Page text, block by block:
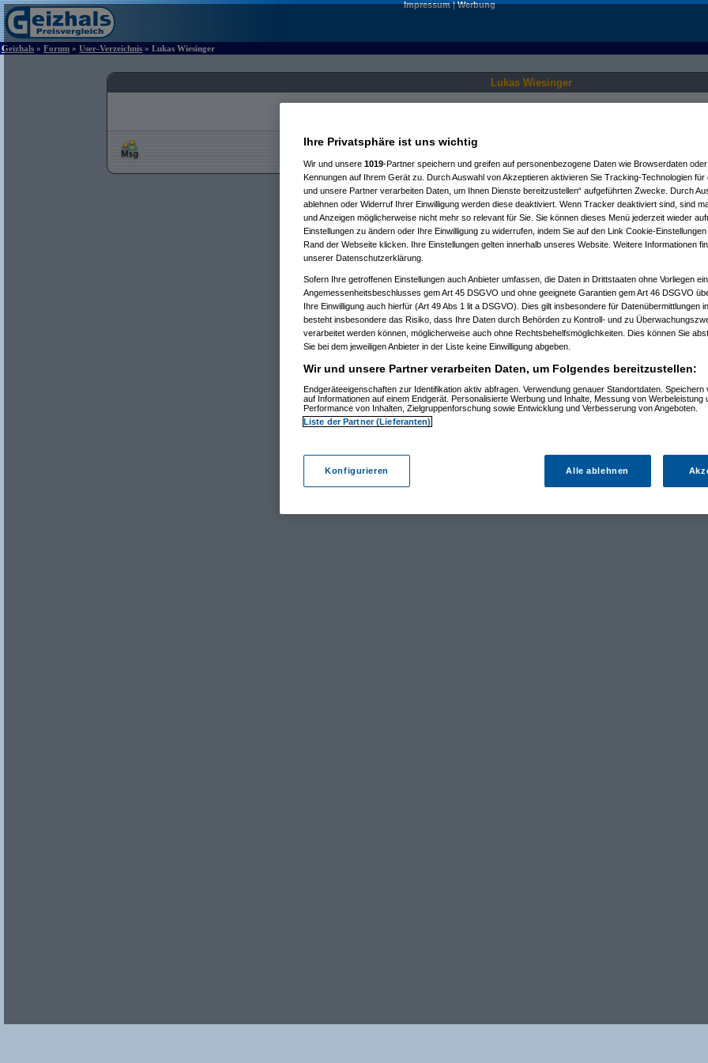
Impressum|Werbung
Geizhals » Forum » User-Verzeichnis » Lukas Wiesinger
Lukas Wiesinger
Ihre Privatsphäre ist uns wichtig
Wir und unsere 1019-Partner speichern und greifen auf personenbezogene Daten wie Browserdaten
Kennungen auf Ihrem Gerät zu. Durch Auswahl von Akzeptieren aktivieren Sie Tracking-Technologien für
und unsere Partner verarbeiten Daten, um Ihnen Dienste bereitzustellen“ aufgeführten Zwecke. Durch
ablehnen oder Widerruf Ihrer Einwilligung werden diese deaktiviert. Wenn Tracker deaktiviert sind, sind
und Anzeigen möglicherweise nicht mehr so relevant für Sie. Sie können dieses Menü jederzeit wieder
Einstellungen zu ändern oder Ihre Einwilligung zu widerrufen, indem Sie auf den Link Cookie-
Rand der Webseite klicken. Ihre Einstellungen gelten innerhalb unseres Website. Weitere Informationen
unserer Datenschutzerklärung.
Sofern Ihre getroffenen Einstellungen auch Anbieter umfassen, die Daten in Drittstaaten ohne Vorliegen
Angemessenheitsbeschlusses gem Art 45 DSGVO und ohne geeignete Garantien gem Art 46 DSGVO
Ihre Einwilligung auch hierfür (Art 49 Abs 1 lit a DSGVO). Dies gilt insbesondere für Datenübermittlungen
besteht insbesondere das Risiko, dass Ihre Daten durch Behörden zu Kontroll- und zu
verarbeitet werden können, möglicherweise auch ohne Rechtsbehelfsmöglichkeiten. Dies können Sie
Sie bei dem jeweiligen Anbieter in der Liste keine Einwilligung abgeben.
Wir und unsere Partner verarbeiten Daten, um Folgendes bereitzustellen:
Endgeräteeigenschaften zur Identifikation aktiv abfragen. Verwendung genauer Standortdaten. Speichern
auf Informationen auf einem Endgerät. Personalisierte Werbung und Inhalte, Messung von Werbeleistung
Performance von Inhalten, Zielgruppenforschung sowie Entwicklung und Verbesserung von Angeboten.
Liste der Partner (Lieferanten)
Konfigurieren Alle ablehnen